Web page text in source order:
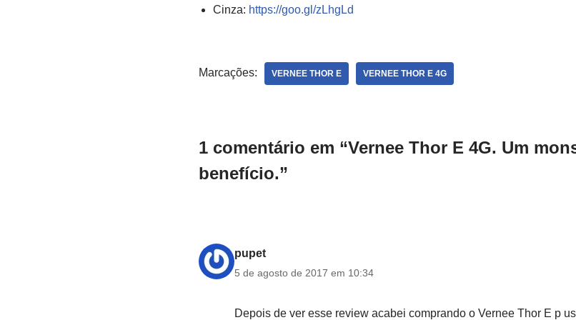
Cinza: https://goo.gl/zLhgLd
Marcações: VERNEE THOR E VERNEE THOR E 4G
1 comentário em “Vernee Thor E 4G. Um
benefício.”
pupet
5 de agosto de 2017 em 10:34
Depois de ver esse review acabei comprando o Vernee Thor E p